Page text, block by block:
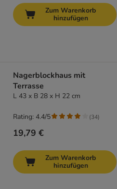
Zum Warenkorb
hinzufügen
Nagerblockhaus mit
Terrasse
L 43 x B 28 x H 22 cm
19,79 €
Rating: 4.4/5 (34)
Zum Warenkorb
hinzufügen